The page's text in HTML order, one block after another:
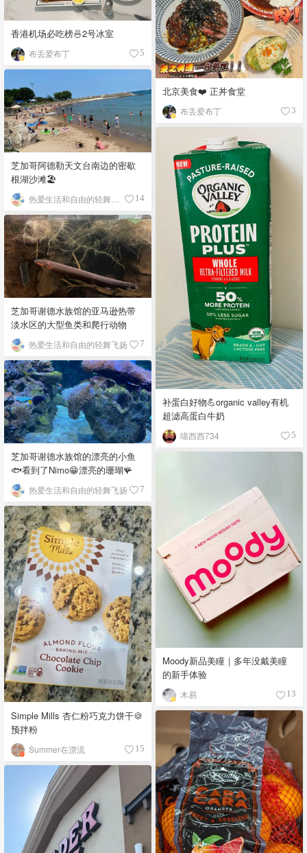
香港机场必吃榜🍜2号冰室
布丢爱布丁 5
北京美食❤️ 正丼食堂
布丢爱布丁 3
芝加哥阿德勒天文台南边的密歇
根湖沙滩🏖️
14
补蛋白好物💪organic valley有机
超滤高蛋白牛奶
喵西西734 5
芝加哥谢德水族馆的亚马逊热带
淡水区的大型鱼类和爬行动物
热爱生活和自由的轻舞飞扬 7
芝加哥谢德水族馆的漂亮的小鱼
🐟看到了Nimo😁漂亮的珊瑚🪸
热爱生活和自由的轻舞飞扬 7
Moody新品美瞳｜多年没戴美瞳
的新手体验
木易 13
Simple Mills 杏仁粉巧克力饼干🍪
预拌粉
Summer在漂流 15